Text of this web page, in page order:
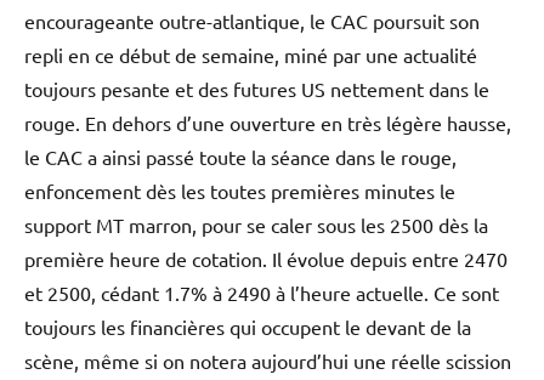
encourageante outre-atlantique, le CAC poursuit son
repli en ce début de semaine, miné par une actualité
toujours pesante et des futures US nettement dans le
rouge. En dehors d’une ouverture en très légère hausse,
le CAC a ainsi passé toute la séance dans le rouge,
enfoncement dès les toutes premières minutes le
support MT marron, pour se caler sous les 2500 dès la
première heure de cotation. Il évolue depuis entre 2470
et 2500, cédant 1.7% à 2490 à l’heure actuelle. Ce sont
toujours les financières qui occupent le devant de la
scène, même si on notera aujourd’hui une réelle scission